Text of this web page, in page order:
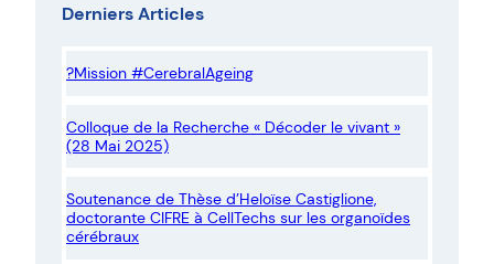
e
c
e
Derniers Articles
?Mission #CerebralAgeing
Colloque de la Recherche « Décoder le vivant »
(28 Mai 2025)
Soutenance de Thèse d’Heloïse Castiglione,
doctorante CIFRE à CellTechs sur les organoïdes
cérébraux